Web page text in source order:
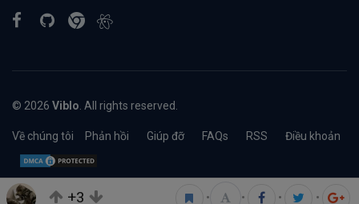
+3 • • • •
© 2026 Viblo . All rights reserved.
Về chúng tôi Phản hồi Giúp đỡ FAQs RSS Điều khoản